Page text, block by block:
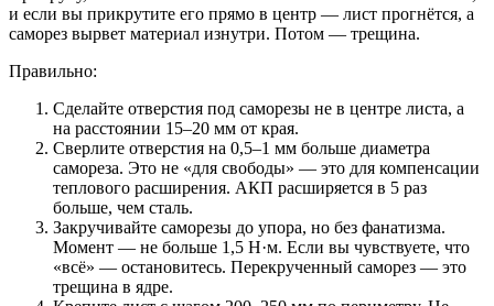
и если вы прикрутите его прямо в центр — лист прогнётся, а
саморез вырвет материал изнутри. Потом — трещина.
Правильно:
Сделайте отверстия под саморезы не в центре листа, а
на расстоянии 15–20 мм от края.
Сверлите отверстия на 0,5–1 мм больше диаметра
самореза. Это не «для свободы» — это для компенсации
теплового расширения. АКП расширяется в 5 раз
больше, чем сталь.
Закручивайте саморезы до упора, но без фанатизма.
Момент — не больше 1,5 Н·м. Если вы чувствуете, что
«всё» — остановитесь. Перекрученный саморез — это
трещина в ядре.